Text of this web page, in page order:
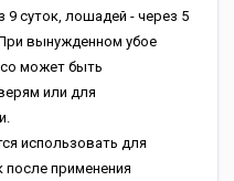
9 суток, лошадей - через 5
вынужденном убое
может быть
или для
использовать для
после применения